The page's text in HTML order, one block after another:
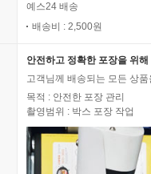
예스24 배송
배송비 : 2,500원
안전하고 정확한 포장을 위
고객님께 배송되는 모든 상
목적 : 안전한 포장 관리
촬영범위 : 박스 포장 작업